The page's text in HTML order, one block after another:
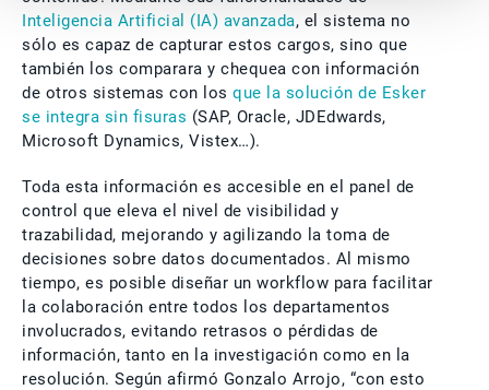
Inteligencia Artificial (IA) avanzada, el sistema no
sólo es capaz de capturar estos cargos, sino que
también los comparara y chequea con información
de otros sistemas con los que la solución de Esker
se integra sin fisuras (SAP, Oracle, JDEdwards,
Microsoft Dynamics, Vistex…).
Toda esta información es accesible en el panel de
control que eleva el nivel de visibilidad y
trazabilidad, mejorando y agilizando la toma de
decisiones sobre datos documentados. Al mismo
tiempo, es posible diseñar un workflow para facilitar
la colaboración entre todos los departamentos
involucrados, evitando retrasos o pérdidas de
información, tanto en la investigación como en la
resolución. Según afirmó Gonzalo Arrojo, “con esto